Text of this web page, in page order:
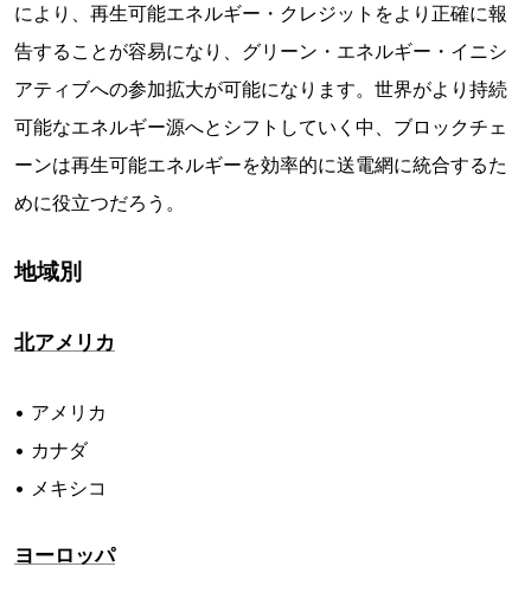
により、再生可能エネルギー・クレジットをより正確に報
告することが容易になり、グリーン・エネルギー・イニシ
アティブへの参加拡大が可能になります。世界がより持続
可能なエネルギー源へとシフトしていく中、ブロックチェ
ーンは再生可能エネルギーを効率的に送電網に統合するた
めに役立つだろう。
地域別
北アメリカ
• アメリカ
• カナダ
• メキシコ
ヨーロッパ